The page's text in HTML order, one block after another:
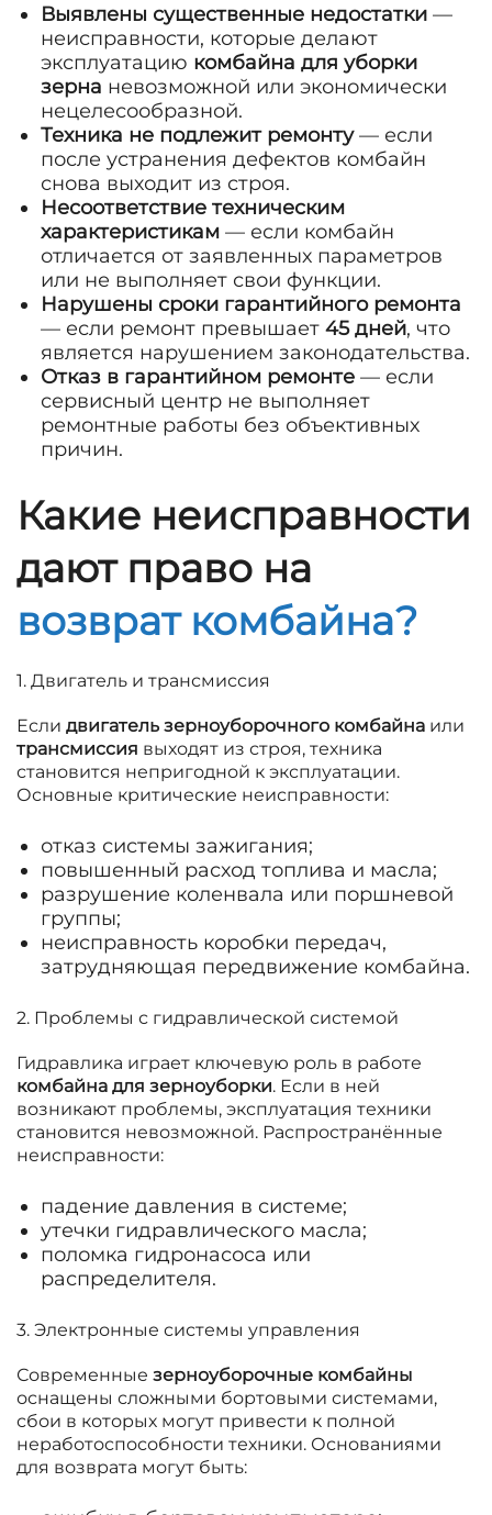
Выявлены существенные недостатки —
неисправности, которые делают
эксплуатацию комбайна для уборки
зерна невозможной или экономически
нецелесообразной.
Техника не подлежит ремонту— если
после устранения дефектов комбайн
снова выходит из строя.
Несоответствие техническим
характеристикам — если комбайн
отличается от заявленных параметров
или не выполняет свои функции.
Нарушены сроки гарантийного ремонта
— если ремонт превышает 45 дней, что
является нарушением законодательства.
Отказ в гарантийном ремонте — если
сервисный центр не выполняет
ремонтные работы без объективных
причин.
Какие неисправности
дают право на
возврат комбайна?
1. Двигатель и трансмиссия
Если двигатель зерноуборочного комбайна или
трансмиссия выходят из строя, техника
становится непригодной к эксплуатации.
Основные критические неисправности:
отказ системы зажигания;
повышенный расход топлива и масла;
разрушение коленвала или поршневой
группы;
неисправность коробки передач,
затрудняющая передвижение комбайна.
2. Проблемы с гидравлической системой
Гидравлика играет ключевую роль в работе
комбайна для зерноуборки. Если в ней
возникают проблемы, эксплуатация техники
становится невозможной. Распространённые
неисправности:
падение давления в системе;
утечки гидравлического масла;
поломка гидронасоса или
распределителя.
3. Электронные системы управления
Современные зерноуборочные комбайны
оснащены сложными бортовыми системами,
сбои в которых могут привести к полной
неработоспособности техники. Основаниями
для возврата могут быть: